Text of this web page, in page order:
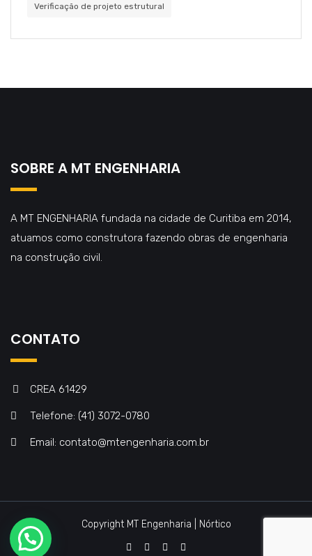
Verificação de projeto estrutural
SOBRE A MT ENGENHARIA
A MT ENGENHARIA fundada na cidade de Curitiba em 2014,
atuamos como construtora fazendo obras de engenharia
na construção civil.
CONTATO
CREA 61429
Telefone: (41) 3072-0780
Email: contato@mtengenharia.com.br
Copyright MT Engenharia | Nórtico